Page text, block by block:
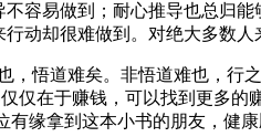
容易做到；耐心推导也总归
动却很难做到。对绝大多数
，悟道难矣。非悟道难也，行
仅在于赚钱，可以找到更多的
有缘拿到这本小书的朋友，健